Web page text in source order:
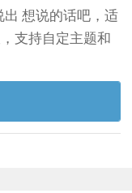
想说的话吧，适
支持自定主题和